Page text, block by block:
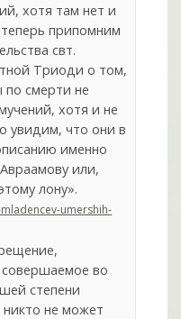
хотя там нет и
припомним
свт.
Триоди о том,
смерти не
хотя и не
увидим, что они в
именно
или,
лону».
umershih-
во
степени
не может